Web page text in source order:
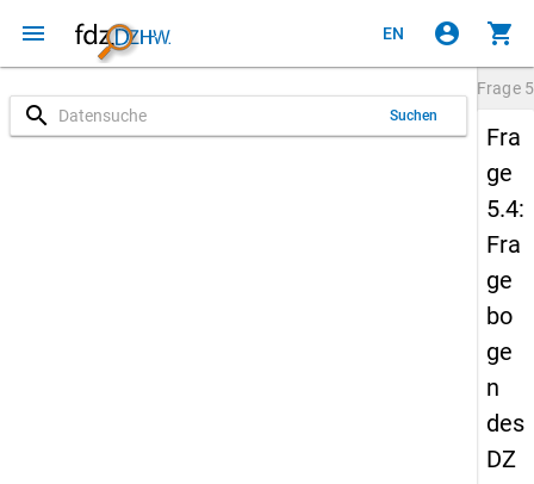
menu EN account_circle shopping_cart
search Suchen
Frage
Fra
ge
5.4:
Fra
ge
bo
ge
n
des
DZ